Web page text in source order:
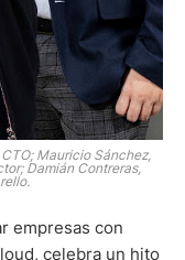
Mauricio Sánchez,
Damián Contreras,
empresas con
celebra un hito